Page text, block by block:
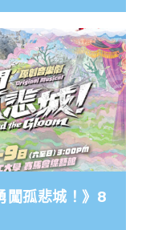
闖孤悲城！》8